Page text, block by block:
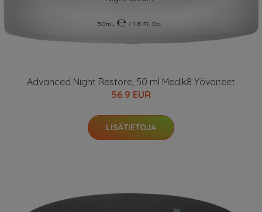
Advanced Night Restore, 50 ml Medik8 Yövoiteet
56.9 EUR
LISÄTIETOJA